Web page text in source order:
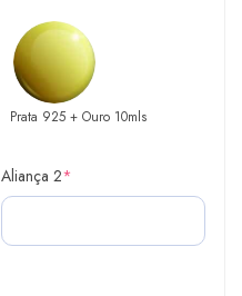
Prata 925 + Ouro 10mls
Aliança 2*